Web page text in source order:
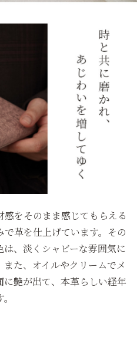
をそのまま感じてもらえる
革を仕上げています。その
、淡くシャビーな雰囲気に
た、オイルやクリームでメ
艶が出て、本革らしい経年